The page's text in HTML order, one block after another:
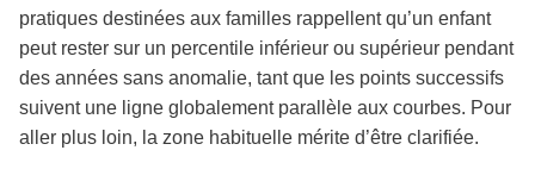
pratiques destinées aux familles rappellent qu’un enfant
peut rester sur un percentile inférieur ou supérieur pendant
des années sans anomalie, tant que les points successifs
suivent une ligne globalement parallèle aux courbes. Pour
aller plus loin, la zone habituelle mérite d’être clarifiée.